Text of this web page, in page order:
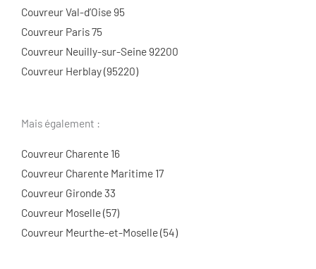
Couvreur Val-d’Oise 95
Couvreur Paris 75
Couvreur Neuilly-sur-Seine 92200
Couvreur Herblay (95220)
Mais également :
Couvreur Charente 16
Couvreur Charente Maritime 17
Couvreur Gironde 33
Couvreur Moselle (57)
Couvreur Meurthe-et-Moselle (54)